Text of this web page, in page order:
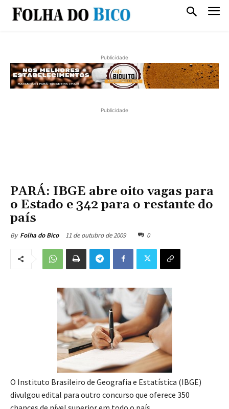
Publicidade
Publicidade
PARÁ: IBGE abre oito vagas para
o Estado e 342 para o restante do
país
By Folha do Bico 11 de outubro de 2009 0
O Instituto Brasileiro de Geografia e Estatística (IBGE)
divulgou edital para outro concurso que oferece 350